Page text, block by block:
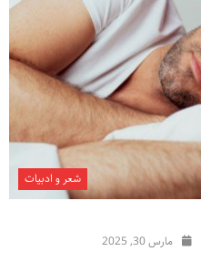
شعر و ادبیات
مارس 30, 2025